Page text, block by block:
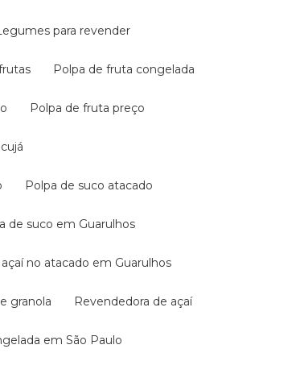
Legumes para revender
Polpa de fruta congelada
Polpa de fruta preço
Polpa de suco atacado
de suco em Guarulhos
açaí no atacado em Guarulhos
granola Revendedora de açaí
em São Paulo